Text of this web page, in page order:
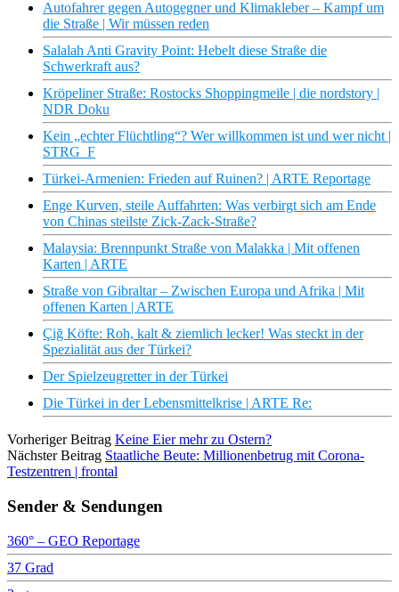
Autofahrer gegen Autogegner und Klimakleber – Kampf um
die Straße | Wir müssen reden
Salalah Anti Gravity Point: Hebelt diese Straße die
Schwerkraft aus?
Kröpeliner Straße: Rostocks Shoppingmeile | die nordstory |
NDR Doku
Kein „echter Flüchtling“? Wer willkommen ist und wer nicht |
STRG_F
Türkei-Armenien: Frieden auf Ruinen? | ARTE Reportage
Enge Kurven, steile Auffahrten: Was verbirgt sich am Ende
von Chinas steilste Zick-Zack-Straße?
Malaysia: Brennpunkt Straße von Malakka | Mit offenen
Karten | ARTE
Straße von Gibraltar – Zwischen Europa und Afrika | Mit
offenen Karten | ARTE
Çiğ Köfte: Roh, kalt & ziemlich lecker! Was steckt in der
Spezialität aus der Türkei?
Der Spielzeugretter in der Türkei
Die Türkei in der Lebensmittelkrise | ARTE Re:
Vorheriger Beitrag Keine Eier mehr zu Ostern?
Nächster Beitrag Staatliche Beute: Millionenbetrug mit Corona-
Testzentren | frontal
Sender & Sendungen
360° – GEO Reportage
37 Grad